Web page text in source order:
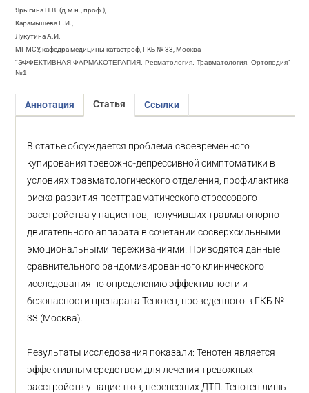
Ярыгина Н.В. (д.м.н., проф.),
Карамышева Е.И.,
Лукутина А.И.
МГМСУ, кафедра медицины катастроф, ГКБ № 33, Москва
"ЭФФЕКТИВНАЯ ФАРМАКОТЕРАПИЯ. Ревматология. Травматология. Ортопедия"
№1
Аннотация Статья Ссылки
В статье обсуждается проблема своевременного
купирования тревожно-депрессивной симптоматики в
условиях травматологического отделения, профилактика
риска развития посттравматического стрессового
расстройства у пациентов, получивших травмы опорно-
двигательного аппарата в сочетании сосверхсильными
эмоциональными переживаниями. Приводятся данные
сравнительного рандомизированного клинического
исследования по определению эффективности и
безопасности препарата Тенотен, проведенного в ГКБ №
33 (Москва).
Результаты исследования показали: Тенотен является
эффективным средством для лечения тревожных
расстройств у пациентов, перенесших ДТП. Тенотен лишь